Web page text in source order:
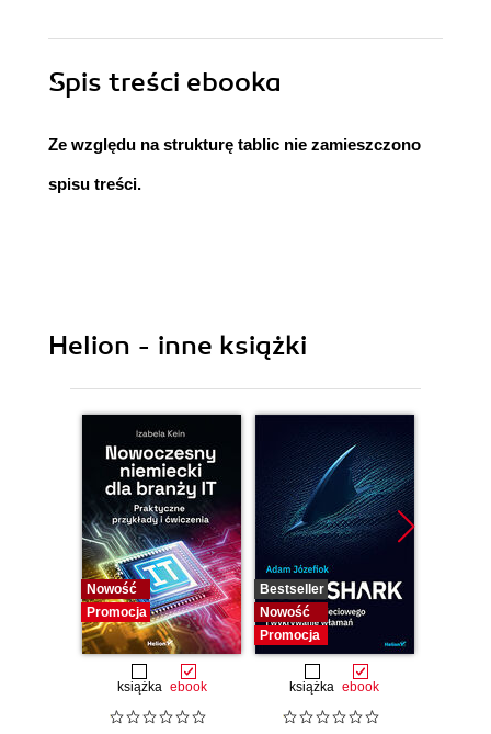
Spis treści ebooka
Ze względu na strukturę tablic nie zamieszczono
spisu treści.
Helion - inne książki
Nowość
Promocja
książka ebook
Bestseller
Nowość
Promocja
książka ebook